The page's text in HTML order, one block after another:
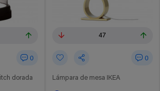
0
dorada
47
0
Lámpara de mesa IKEA